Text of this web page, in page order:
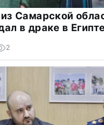
Самарской
в драке в
2